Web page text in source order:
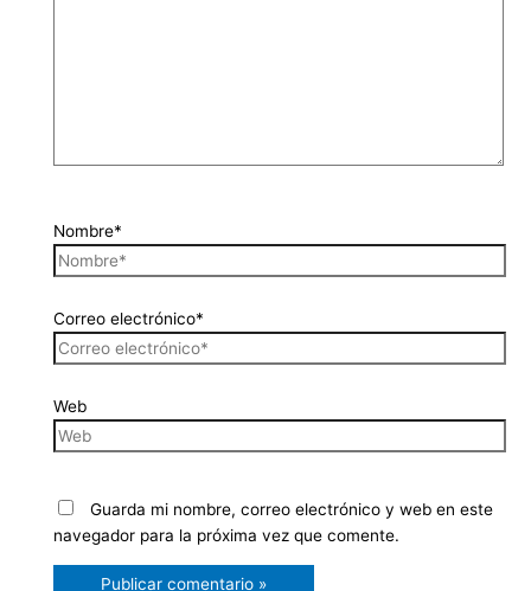
Nombre*
Correo electrónico*
Web
Guarda mi nombre, correo electrónico y web en este
navegador para la próxima vez que comente.